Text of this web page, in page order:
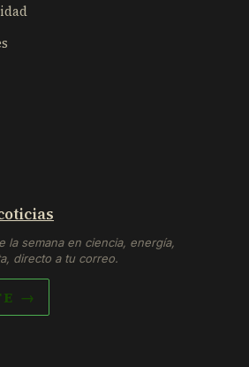
la semana en ciencia, energía,
directo a tu correo.
→